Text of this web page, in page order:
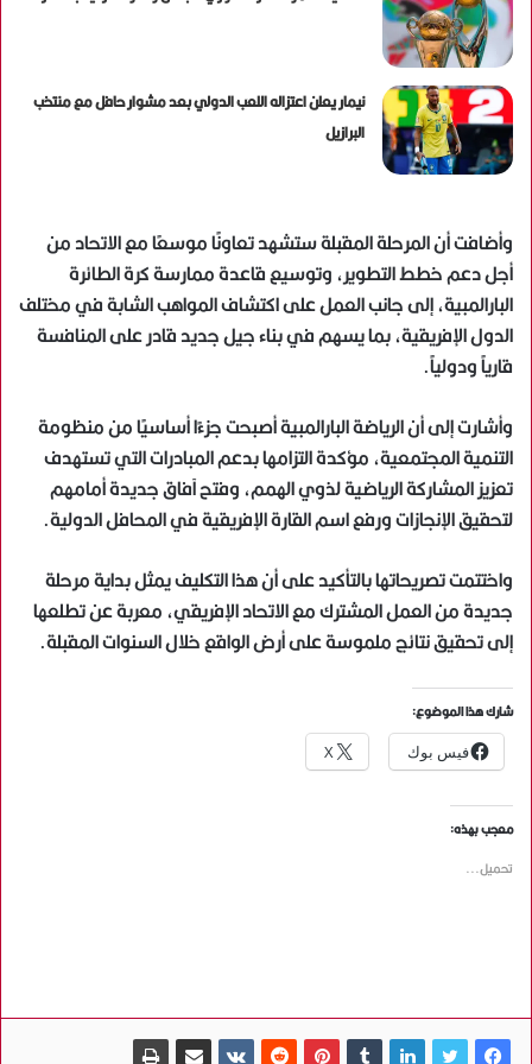
نيمار يعلن اعتزاله اللعب الدولي بعد مشوار حافل مع منتخب
البرازيل
وأضافت أن المرحلة المقبلة ستشهد تعاونًا موسعًا مع الاتحاد من
أجل دعم خطط التطوير، وتوسيع قاعدة ممارسة كرة الطائرة
البارالمبية، إلى جانب العمل على اكتشاف المواهب الشابة في مختلف
الدول الإفريقية، بما يسهم في بناء جيل جديد قادر على المنافسة
قارياً ودولياً.
وأشارت إلى أن الرياضة البارالمبية أصبحت جزءًا أساسيًا من منظومة
التنمية المجتمعية، مؤكدة التزامها بدعم المبادرات التي تستهدف
تعزيز المشاركة الرياضية لذوي الهمم، وفتح آفاق جديدة أمامهم
لتحقيق الإنجازات ورفع اسم القارة الإفريقية في المحافل الدولية.
واختتمت تصريحاتها بالتأكيد على أن هذا التكليف يمثل بداية مرحلة
جديدة من العمل المشترك مع الاتحاد الإفريقي، معربة عن تطلعها
إلى تحقيق نتائج ملموسة على أرض الواقع خلال السنوات المقبلة.
شارك هذا الموضوع:
فيس بوك X
معجب بهذه:
تحميل...